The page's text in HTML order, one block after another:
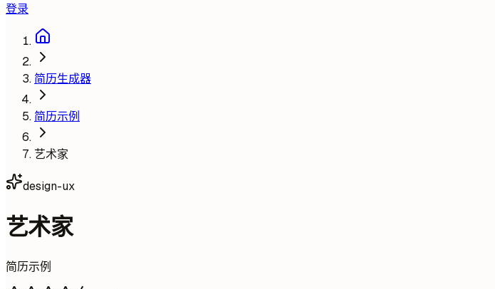
登录
简历生成器
简历示例
艺术家
design-ux
艺术家
简历示例